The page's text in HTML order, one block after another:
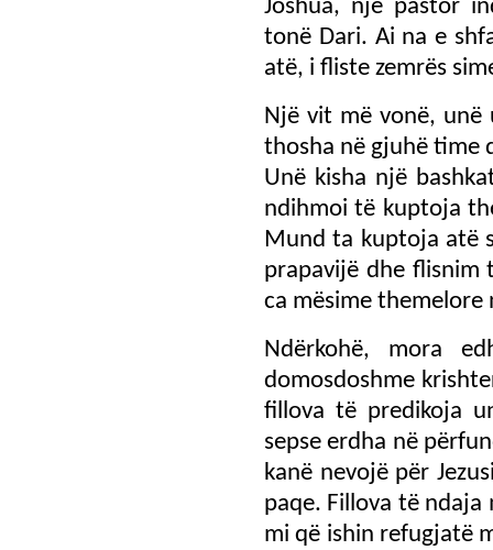
Joshua, një pastor
tonë Dari. Ai na e
atë, i fliste zemrës
Një vit më vonë, unë
thosha në gjuhë time
Unë kisha një
ndihmoi të kuptoja
Mund ta kuptoja atë
prapavijë dhe
ca mësime themelore
Ndërkohë, mora
domosdoshme
fillova të predikoja
sepse erdha në
kanë nevojë për
paqe. Fillova të
mi që ishin refugjatë